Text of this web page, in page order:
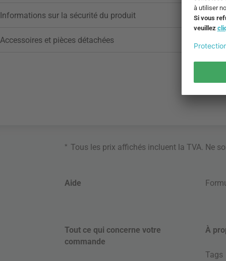
Informations sur la sécurité du produit
Accessoires et pièces détachées
* Tous les prix affichés incluent la TVA. Ne
Aide
Tout ce qui concerne votre
commande
À
Tags